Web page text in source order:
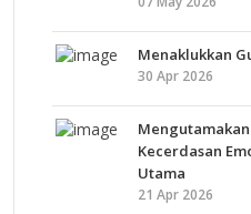
Menaklukkan
30 Apr 2026
Kecerdasan
Utama
21 Apr 2026